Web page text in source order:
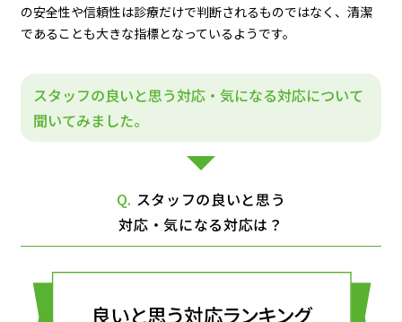
の安全性や信頼性は診療だけで判断されるものではなく、清潔
であることも大きな指標となっているようです。
スタッフの良いと思う対応・気になる対応について
聞いてみました。
Q. スタッフの良いと思う
対応・気になる対応は？